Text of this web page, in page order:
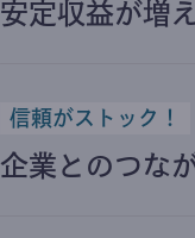
安定収益が増
信頼がストック！
企業とのつな